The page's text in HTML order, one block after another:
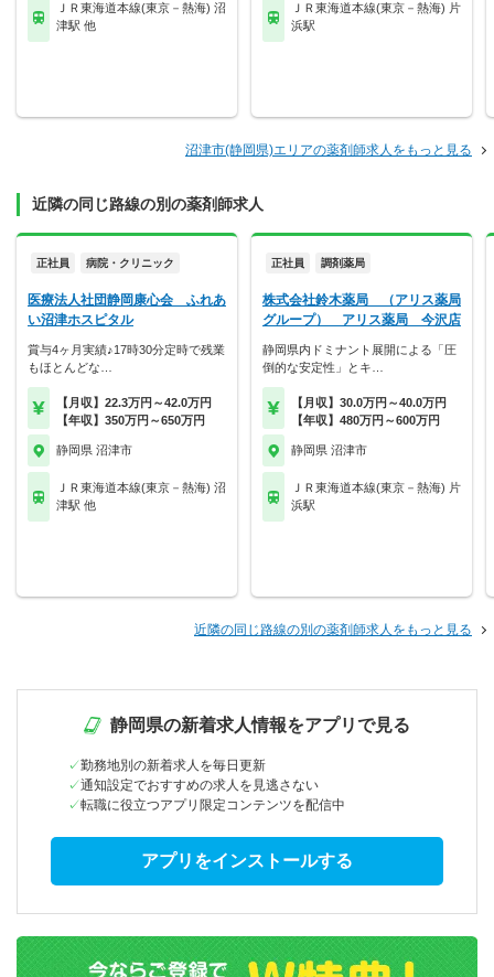
ＪＲ東海道本線(東京－熱海) 沼
津駅 他
ＪＲ東海道本線(東京－熱海) 片
浜駅
沼津市(静岡県)エリアの薬剤師求人をもっと見る
近隣の同じ路線の別の薬剤師求人
正社員 病院・クリニック
医療法人社団静岡康心会 ふれあ
い沼津ホスピタル
賞与4ヶ月実績♪17時30分定時で残業
もほとんどな…
【月収】22.3万円～42.0万円
【年収】350万円～650万円
静岡県 沼津市
ＪＲ東海道本線(東京－熱海) 沼
津駅 他
正社員 調剤薬局
株式会社鈴木薬局 （アリス薬局
グループ） アリス薬局 今沢店
静岡県内ドミナント展開による「圧
倒的な安定性」とキ…
【月収】30.0万円～40.0万円
【年収】480万円～600万円
静岡県 沼津市
ＪＲ東海道本線(東京－熱海) 片
浜駅
近隣の同じ路線の別の薬剤師求人をもっと見る
静岡県の新着求人情報をアプリで見る
勤務地別の新着求人を毎日更新
通知設定でおすすめの求人を見逃さない
転職に役立つアプリ限定コンテンツを配信中
アプリをインストールする